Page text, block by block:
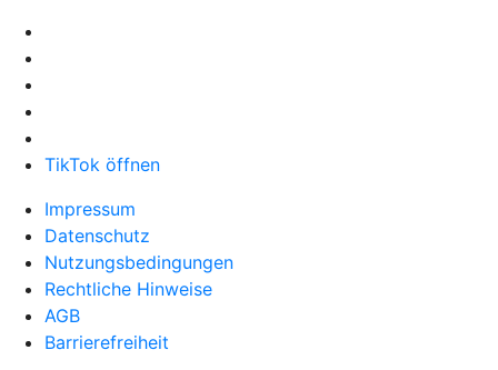
TikTok öffnen
Impressum
Datenschutz
Nutzungsbedingungen
Rechtliche Hinweise
AGB
Barrierefreiheit